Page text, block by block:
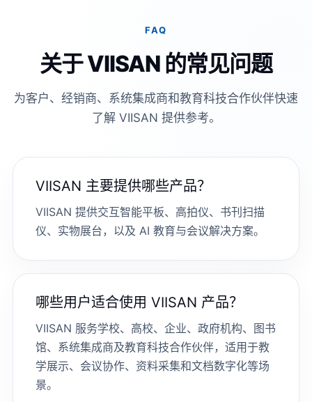
FAQ
关于 VIISAN 的常见问题
为客户、经销商、系统集成商和教育科技合作伙伴快速
了解 VIISAN 提供参考。
VIISAN 主要提供哪些产品？
VIISAN 提供交互智能平板、高拍仪、书刊扫描
仪、实物展台，以及 AI 教育与会议解决方案。
哪些用户适合使用 VIISAN 产品？
VIISAN 服务学校、高校、企业、政府机构、图书
馆、系统集成商及教育科技合作伙伴，适用于教
学展示、会议协作、资料采集和文档数字化等场
景。